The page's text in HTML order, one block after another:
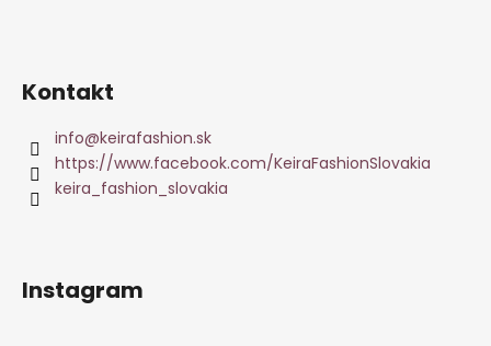
Kontakt
info@keirafashion.sk
https://www.facebook.com/KeiraFashionSlovakia
keira_fashion_slovakia
Instagram